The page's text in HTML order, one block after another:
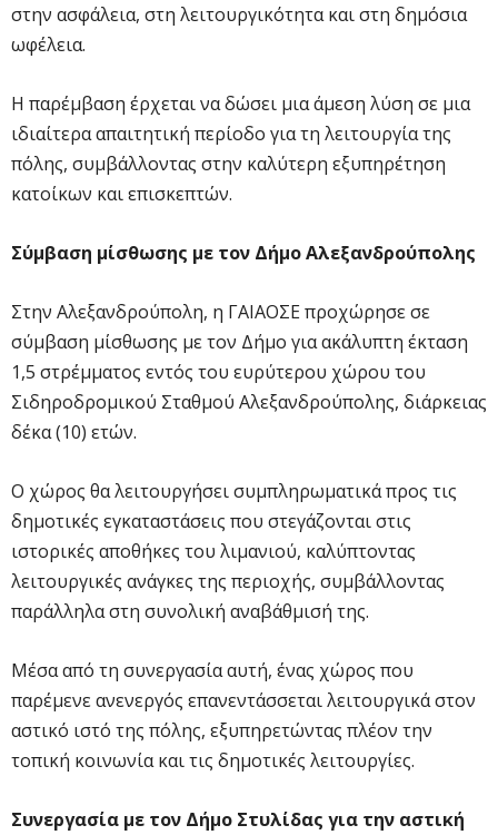
στην ασφάλεια, στη λειτουργικότητα και στη δημόσια
ωφέλεια.
Η παρέμβαση έρχεται να δώσει μια άμεση λύση σε μια
ιδιαίτερα απαιτητική περίοδο για τη λειτουργία της
πόλης, συμβάλλοντας στην καλύτερη εξυπηρέτηση
κατοίκων και επισκεπτών.
Σύμβαση μίσθωσης με τον Δήμο Αλεξανδρούπολης
Στην Αλεξανδρούπολη, η ΓΑΙΑΟΣΕ προχώρησε σε
σύμβαση μίσθωσης με τον Δήμο για ακάλυπτη έκταση
1,5 στρέμματος εντός του ευρύτερου χώρου του
Σιδηροδρομικού Σταθμού Αλεξανδρούπολης, διάρκειας
δέκα (10) ετών.
Ο χώρος θα λειτουργήσει συμπληρωματικά προς τις
δημοτικές εγκαταστάσεις που στεγάζονται στις
ιστορικές αποθήκες του λιμανιού, καλύπτοντας
λειτουργικές ανάγκες της περιοχής, συμβάλλοντας
παράλληλα στη συνολική αναβάθμισή της.
Μέσα από τη συνεργασία αυτή, ένας χώρος που
παρέμενε ανενεργός επανεντάσσεται λειτουργικά στον
αστικό ιστό της πόλης, εξυπηρετώντας πλέον την
τοπική κοινωνία και τις δημοτικές λειτουργίες.
Συνεργασία με τον Δήμο Στυλίδας για την αστική